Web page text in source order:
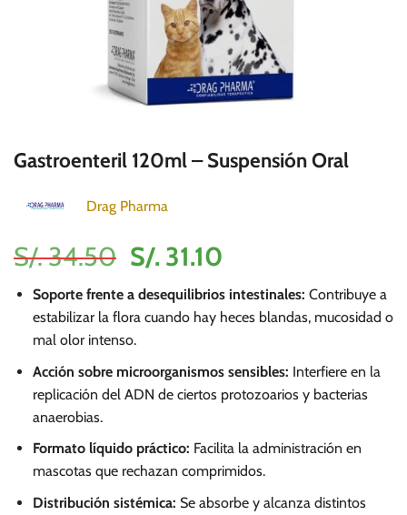
Gastroenteril 120ml – Suspensión Oral
Drag Pharma
S/.34.50 El
precio
original
era:
S/.
34.50.
S/. 31.10El
precio
actual
es:
31.10.
Soporte frente a desequilibrios intestinales: Contribuye a
estabilizar la flora cuando hay heces blandas, mucosidad o
mal olor intenso.
Acción sobre microorganismos sensibles: Interfiere en la
replicación del ADN de ciertos protozoarios y bacterias
anaerobias.
Formato líquido práctico: Facilita la administración en
mascotas que rechazan comprimidos.
Distribución sistémica: Se absorbe y alcanza distintos